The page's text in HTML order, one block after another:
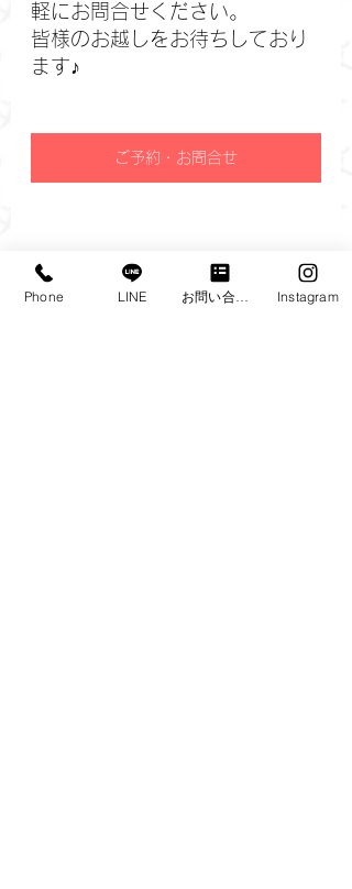
軽にお問合せください。
皆様のお越しをお待ちしており
ます♪
ご予約・お問合せ
Phone LINE お問い合わせフォーム Instagram